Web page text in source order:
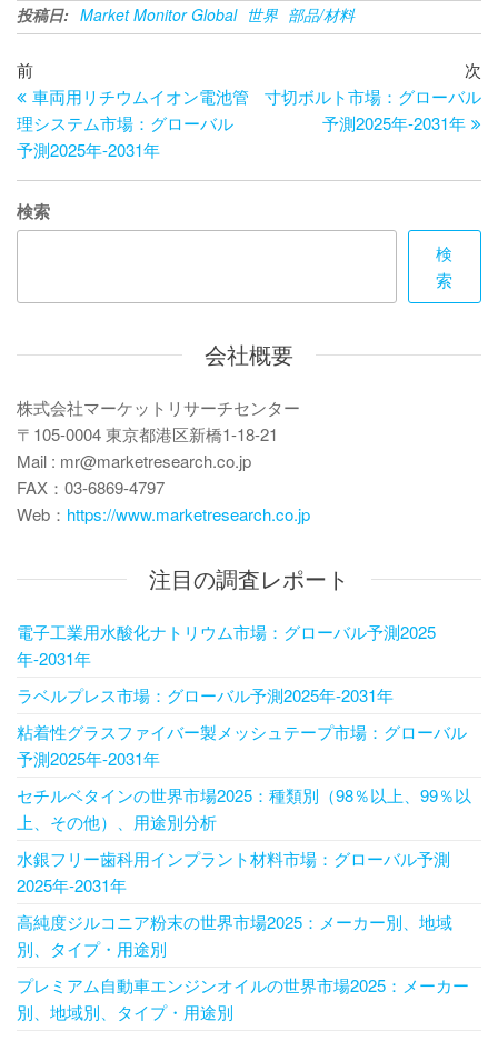
投稿日: Market Monitor Global 世界 部品/材料
投
稿
ナ
ビ
ゲ
シ
ン
過
去
の
投
稿
前
車両用リチウムイオン電池管
理システム市場：グローバル
予測2025年-2031年
の
次
寸切ボルト市場：グローバル
予測2025年-2031年
検索
検
索
会社概要
株式会社マーケットリサーチセンター
〒105-0004 東京都港区新橋1-18-21
Mail : mr@marketresearch.co.jp
FAX：03-6869-4797
Web： https://www.marketresearch.co.jp
注目の調査レポート
電子工業用水酸化ナトリウム市場：グローバル予測2025
年-2031年
ラベルプレス市場：グローバル予測2025年-2031年
粘着性グラスファイバー製メッシュテープ市場：グローバル
予測2025年-2031年
セチルベタインの世界市場2025：種類別（98％以上、99％以
上、その他）、用途別分析
水銀フリー歯科用インプラント材料市場：グローバル予測
2025年-2031年
高純度ジルコニア粉末の世界市場2025：メーカー別、地域
別、タイプ・用途別
プレミアム自動車エンジンオイルの世界市場2025：メーカー
別、地域別、タイプ・用途別